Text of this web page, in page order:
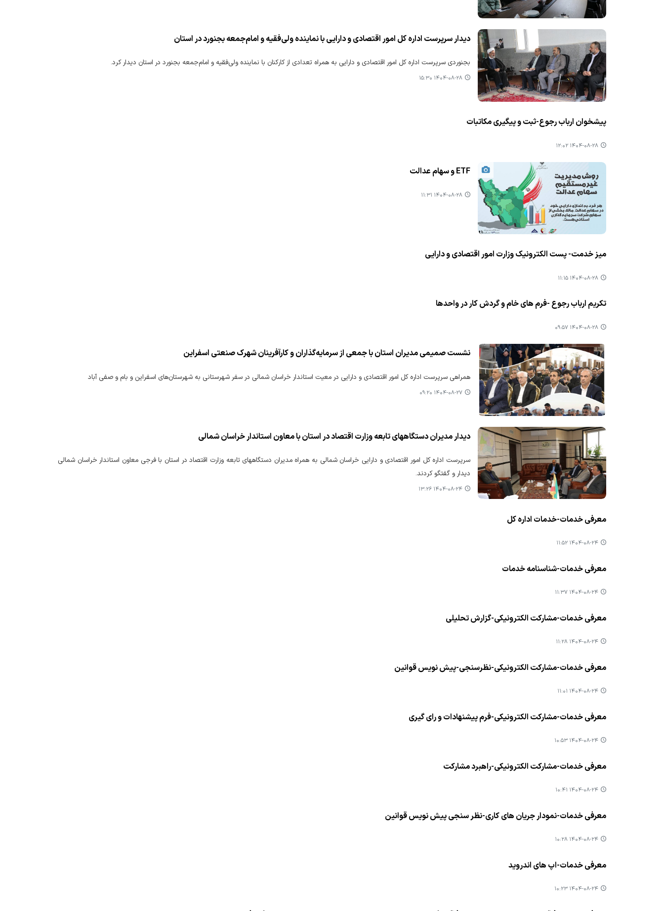
دیدار سرپرست اداره کل امور اقتصادی و دارایی با نماینده ولی‌فقیه و امام‌جمعه بجنورد در استان
بجنوردی سرپرست اداره کل امور اقتصادی و دارایی به همراه تعدادی از کارکنان با نماینده ولی‌فقیه و امام‌جمعه بجنورد در استان دیدار کرد.
۱۴۰۴-۰۸-۲۸ ۱۵:۳۰
پیشخوان ارباب رجوع-ثبت و پیگیری مکاتبات
۱۴۰۴-۰۸-۲۸ ۱۲:۰۲
ETF و سهام عدالت
۱۴۰۴-۰۸-۲۸ ۱۱:۳۱
میز خدمت- پست الکترونیک وزارت امور اقتصادی و دارایی
۱۴۰۴-۰۸-۲۸ ۱۱:۱۵
تکریم ارباب رجوع -فرم های خام و گردش کار در واحدها
۱۴۰۴-۰۸-۲۸ ۰۹:۵۷
نشست صمیمی مدیران استان با جمعی از سرمایه‌گذاران و کارآفرینان شهرک صنعتی اسفراین
همراهی سرپرست اداره کل امور اقتصادی و دارایی در معیت استاندار خراسان شمالی در سفر شهرستانی به شهرستان‌های اسفراین و بام و صفی آباد
۱۴۰۴-۰۸-۲۷ ۰۹:۲۰
دیدار مدیران دستگاههای تابعه وزارت اقتصاد در استان با معاون استاندار خراسان شمالی
سرپرست اداره کل امور اقتصادی و دارایی خراسان شمالی به همراه مدیران دستگاههای تابعه وزارت اقتصاد در استان با فرجی معاون استاندار خراسان شمالی
دیدار و گفتگو کردند.
۱۴۰۴-۰۸-۲۴ ۱۳:۲۶
معرفی خدمات-خدمات اداره کل
۱۴۰۴-۰۸-۲۴ ۱۱:۵۲
معرفی خدمات-شناسنامه خدمات
۱۴۰۴-۰۸-۲۴ ۱۱:۳۷
معرفی خدمات-مشارکت الکترونیکی-گزارش تحلیلی
۱۴۰۴-۰۸-۲۴ ۱۱:۲۸
معرفی خدمات-مشارکت الکترونیکی-نظرسنجی-پیش نویس قوانین
۱۴۰۴-۰۸-۲۴ ۱۱:۰۱
معرفی خدمات-مشارکت الکترونیکی-فرم پیشنهادات و رای گیری
۱۴۰۴-۰۸-۲۴ ۱۰:۵۳
معرفی خدمات-مشارکت الکترونیکی-راهبرد مشارکت
۱۴۰۴-۰۸-۲۴ ۱۰:۴۱
معرفی خدمات-نمودار جریان های کاری-نظر سنجی پیش نویس قوانین
۱۴۰۴-۰۸-۲۴ ۱۰:۲۸
معرفی خدمات-اپ های اندروید
۱۴۰۴-۰۸-۲۴ ۱۰:۲۳